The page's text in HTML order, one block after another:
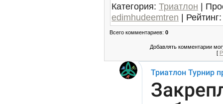
Категория: Триатлон |
edimhudeemtren | Рейтинг:
Всего комментариев: 0
Добавлять комментарии
[